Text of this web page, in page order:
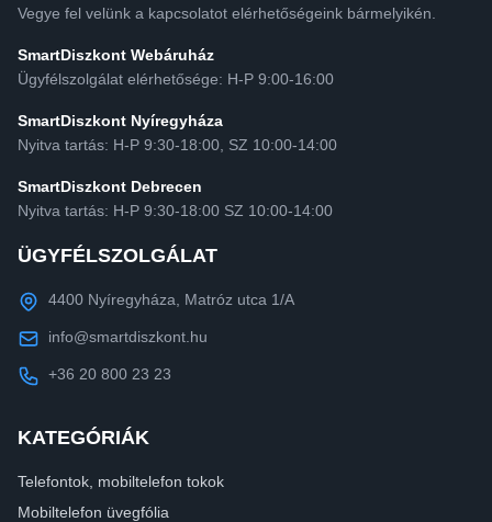
Vegye fel velünk a kapcsolatot elérhetőségeink bármelyikén.
SmartDiszkont Webáruház
Ügyfélszolgálat elérhetősége: H-P 9:00-16:00
SmartDiszkont Nyíregyháza
Nyitva tartás: H-P 9:30-18:00, SZ 10:00-14:00
SmartDiszkont Debrecen
Nyitva tartás: H-P 9:30-18:00 SZ 10:00-14:00
ÜGYFÉLSZOLGÁLAT
4400 Nyíregyháza, Matróz utca 1/A
info@smartdiszkont.hu
+36 20 800 23 23
KATEGÓRIÁK
Telefontok, mobiltelefon tokok
Mobiltelefon üvegfólia